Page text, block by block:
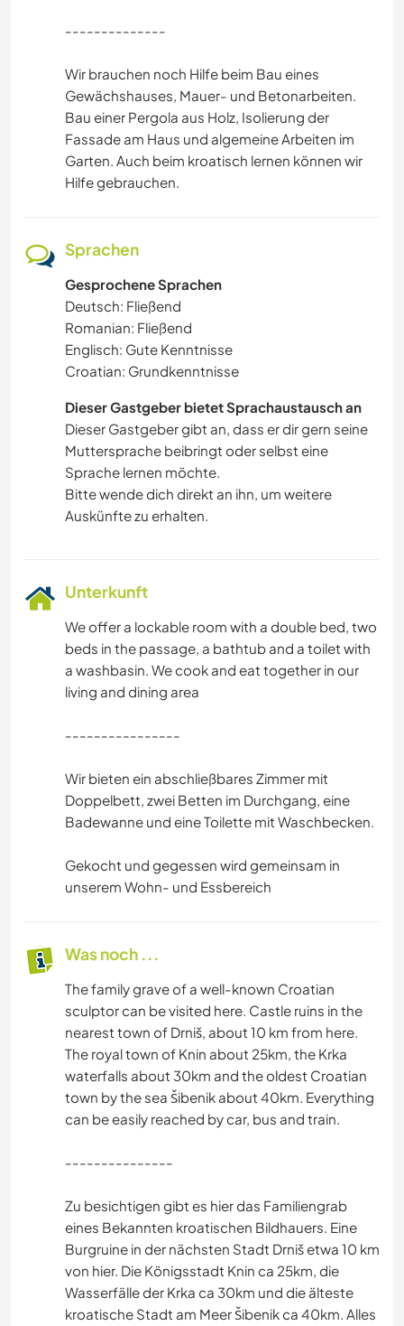
--------------
Wir brauchen noch Hilfe beim Bau eines
Gewächshauses, Mauer- und Betonarbeiten.
Bau einer Pergola aus Holz, Isolierung der
Fassade am Haus und algemeine Arbeiten im
Garten. Auch beim kroatisch lernen können wir
Hilfe gebrauchen.
Sprachen
Gesprochene Sprachen
Deutsch: Fließend
Romanian: Fließend
Englisch: Gute Kenntnisse
Croatian: Grundkenntnisse
Dieser Gastgeber bietet Sprachaustausch an
Dieser Gastgeber gibt an, dass er dir gern seine
Muttersprache beibringt oder selbst eine
Sprache lernen möchte.
Bitte wende dich direkt an ihn, um weitere
Auskünfte zu erhalten.
Unterkunft
We offer a lockable room with a double bed, two
beds in the passage, a bathtub and a toilet with
a washbasin. We cook and eat together in our
living and dining area
----------------
Wir bieten ein abschließbares Zimmer mit
Doppelbett, zwei Betten im Durchgang, eine
Badewanne und eine Toilette mit Waschbecken.
Gekocht und gegessen wird gemeinsam in
unserem Wohn- und Essbereich
Was noch ...
The family grave of a well-known Croatian
sculptor can be visited here. Castle ruins in the
nearest town of Drniš, about 10 km from here.
The royal town of Knin about 25km, the Krka
waterfalls about 30km and the oldest Croatian
town by the sea Šibenik about 40km. Everything
can be easily reached by car, bus and train.
---------------
Zu besichtigen gibt es hier das Familiengrab
eines Bekannten kroatischen Bildhauers. Eine
Burgruine in der nächsten Stadt Drniš etwa 10 km
von hier. Die Königsstadt Knin ca 25km, die
Wasserfälle der Krka ca 30km und die älteste
kroatische Stadt am Meer Šibenik ca 40km. Alles